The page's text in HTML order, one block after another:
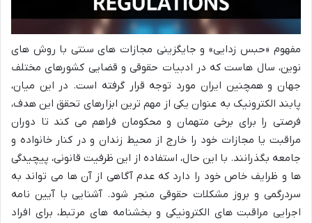
مفهوم «حبس زدایی» و جایگزینی مجازات های سنتی با روش های
نوین، سال هاست که در ادبیات حقوقی و قضایی کشورهای مختلف
جهان و همچنین ایران مورد توجه قرار گرفته است. در این میان،
پابند الکترونیک به عنوان یکی از مهم ترین ابزارهای تحقق این هدف،
فرصتی را برای برخی متهمان و محکومان فراهم می کند تا دوران
مراقبت یا مجازات خود را خارج از محیط زندان و در کنار خانواده و
جامعه بگذرانند. با این حال، استفاده از این ظرفیت قانونی، پیچیدگی
ها و ظرایف خاص خود را دارد که عدم آگاهی از آن ها می تواند به
سردرگمی و بروز مشکلات حقوقی منجر شود. آشنایی با آیین نامه
اجرایی مراقبت های الکترونیکی و بخشنامه های مرتبط، برای افراد